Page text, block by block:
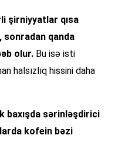
şirniyyatlar qısa
sonradan qanda
olur. Bu isə isti
halsızlıq hissini daha
baxışda sərinləşdirici
kofein bəzi